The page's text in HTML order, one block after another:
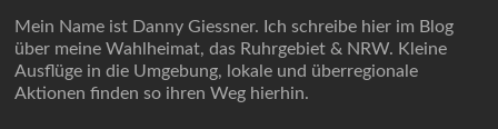
Mein Name ist Danny Giessner. Ich schreibe hier im Blog
über meine Wahlheimat, das Ruhrgebiet & NRW. Kleine
Ausflüge in die Umgebung, lokale und überregionale
Aktionen finden so ihren Weg hierhin.